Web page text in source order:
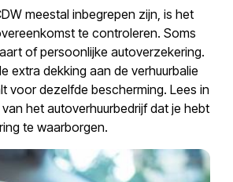
meestal inbegrepen zijn, is het
te controleren. Soms
of persoonlijke autoverzekering.
extra dekking aan de verhuurbalie
voor dezelfde bescherming. Lees in
het autoverhuurbedrijf dat je hebt
te waarborgen.